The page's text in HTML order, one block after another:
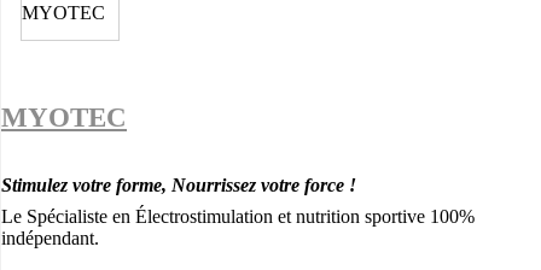
MYOTEC
Stimulez votre forme, Nourrissez votre force !
Le Spécialiste en Électrostimulation et nutrition sportive 100%
indépendant.